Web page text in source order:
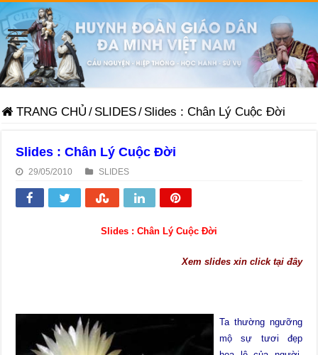
TRANG CHỦ / SLIDES/ Slides : Chân Lý Cuộc Đời
Slides : Chân Lý Cuộc Đời
29/05/2010 SLIDES
Slides : Chân Lý Cuộc Đời
Xem slides xin click tại đây
Ta thường ngưỡng
mộ sự tươi đẹp